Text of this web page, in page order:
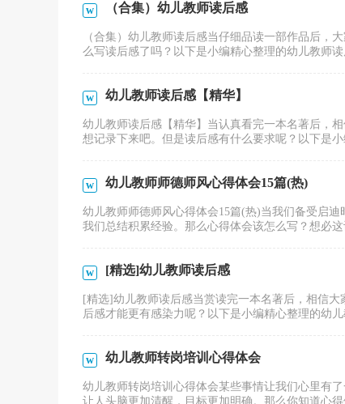
（合集）幼儿教师读后感
（合集）幼儿教师读后感当仔细品读一部作品后，
么写读后感了吗？以下是小编精心整理的幼儿教师
幼儿教师读后感【精华】
幼儿教师读后感【精华】当认真看完一本名著后，
想记录下来吧。但是读后感有什么要求呢？以下是
幼儿教师师德师风心得体会15篇(热)
幼儿教师师德师风心得体会15篇(热)当我们备受启
我们总结积累经验。那么心得体会该怎么写？想必
[精选]幼儿教师读后感
[精选]幼儿教师读后感当赏读完一本名著后，相信
后感才能更有感染力呢？以下是小编精心整理的幼
幼儿教师转岗培训心得体会
幼儿教师转岗培训心得体会某些事情让我们心里有
让人头脑更加清醒，目标更加明确。那么你知道心